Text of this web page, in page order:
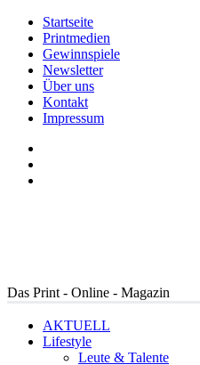
Startseite
Printmedien
Gewinnspiele
Newsletter
Über uns
Kontakt
Impressum
Das Print - Online - Magazin
AKTUELL
Lifestyle
Leute & Talente